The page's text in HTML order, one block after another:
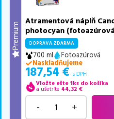
Premium
Atramentová náplň
photocyan
DOPRAVA ZDARMA
700 ml
Fotoazúrová
Naskladňujeme
187,54 € s DPH
Vložte ešte 1ks do košíka
a ušetríte 44,32 €
- +